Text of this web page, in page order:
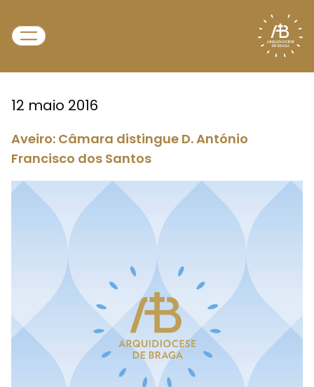
12 maio 2016
Aveiro: Câmara distingue D. António
Francisco dos Santos